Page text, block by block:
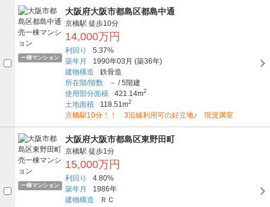
一棟マンション
大阪府大阪市都島区都島中通
京橋駅 徒歩10分
14,000万円
利回り
5.37%
築年月
1990年03月 (築36年)
建物構造
鉄骨造
所在階/階数
－ /5階建
使用部分面積
421.14m2
土地面積 118.51m2
京橋駅10分！！ 3沿線利用可の好立地♪ 現況満室
一棟マンション
大阪府大阪市都島区東野田町
京橋駅 徒歩1分
15,000万円
利回り
4.80%
築年月
1986年
建物構造
ＲＣ